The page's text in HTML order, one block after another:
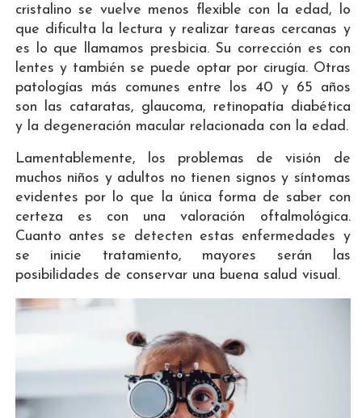
cristalino se vuelve menos flexible con la edad, lo
que dificulta la lectura y realizar tareas cercanas y
es lo que llamamos presbicia. Su corrección es con
lentes y también se puede optar por cirugía. Otras
patologías más comunes entre los 40 y 65 años
son las cataratas, glaucoma, retinopatía diabética
y la degeneración macular relacionada con la edad.
Lamentablemente, los problemas de visión de
muchos niños y adultos no tienen signos y síntomas
evidentes por lo que la única forma de saber con
certeza es con una valoración oftalmológica.
Cuanto antes se detecten estas enfermedades y
se inicie tratamiento, mayores serán las
posibilidades de conservar una buena salud visual.